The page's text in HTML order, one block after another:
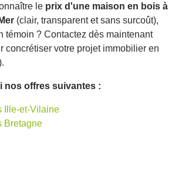
le prix d'une maison en bois à
(clair, transparent et sans surcoût),
témoin ? Contactez dès maintenant
concrétiser votre projet immobilier en
nos offres suivantes :
Ille-et-Vilaine
Bretagne